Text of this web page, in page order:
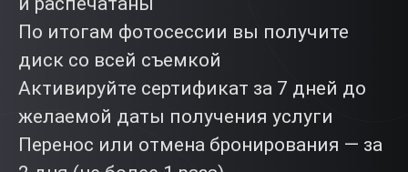
По итогам фотосессии вы получите
диск со всей съемкой
Активируйте сертификат за 7 дней до
желаемой даты получения услуги
Перенос или отмена бронирования — за